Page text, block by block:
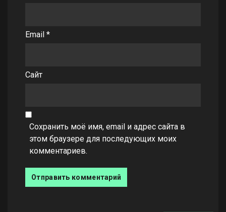
Email *
Сайт
Сохранить моё имя, email и адрес сайта в
этом браузере для последующих моих
комментариев.